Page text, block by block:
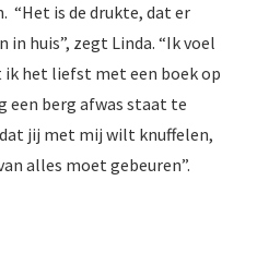
“Het is de drukte, dat er
huis”, zegt Linda. “Ik voel
ik het liefst met een boek op
een berg afwas staat te
dat jij met mij wilt knuffelen,
alles moet gebeuren”.